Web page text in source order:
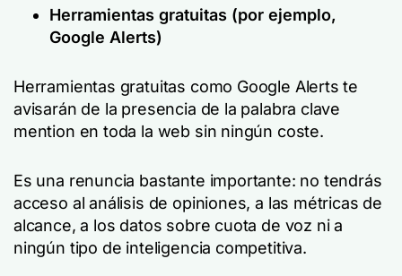
Herramientas gratuitas (por ejemplo,
Google Alerts)
Herramientas gratuitas como Google Alerts te
avisarán de la presencia de la palabra clave
mention en toda la web sin ningún coste.
Es una renuncia bastante importante: no tendrás
acceso al análisis de opiniones, a las métricas de
alcance, a los datos sobre cuota de voz ni a
ningún tipo de inteligencia competitiva.